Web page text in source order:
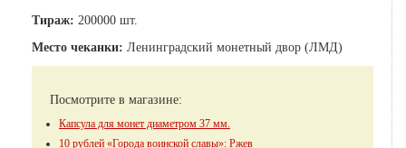
Тираж: 200000 шт.
Место чеканки: Ленинградский монетный двор (ЛМД)
Посмотрите в магазине:
Капсула для монет диаметром 37 мм.
10 рублей «Города воинской славы»: Ржев